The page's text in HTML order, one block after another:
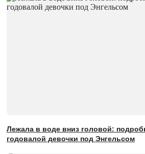
Лежала в воде вниз головой:
годовалой девочки под Энгельсом